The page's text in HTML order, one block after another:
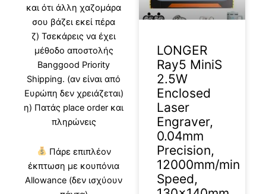
και ότι άλλη χαζομάρα
σου βάζει εκεί πέρα
ζ) Τσεκάρεις να έχει
μέθοδο αποστολής
Banggood Priority
Shipping. (αν είναι από
Ευρώπη δεν χρειάζεται)
η) Πατάς place order και
πληρώνεις
Πάρε επιπλέον
έκπτωση με κουπόνια
Allowance (δεν ισχύουν
LONGER
Ray5 MiniS
2.5W
Enclosed
Laser
Engraver,
0.04mm
Precision,
12000mm/min
Speed,